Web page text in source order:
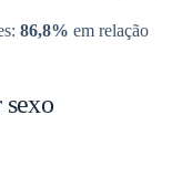
86,8% em relação
sexo